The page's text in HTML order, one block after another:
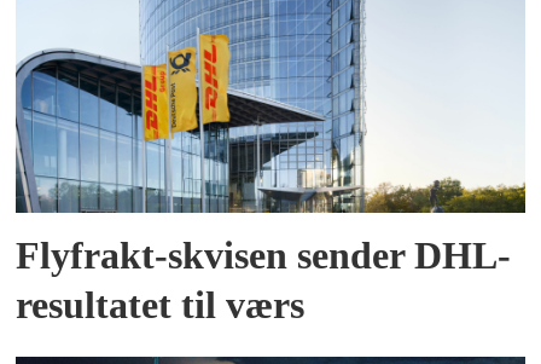
Flyfrakt-skvisen sender DHL-
resultatet til værs